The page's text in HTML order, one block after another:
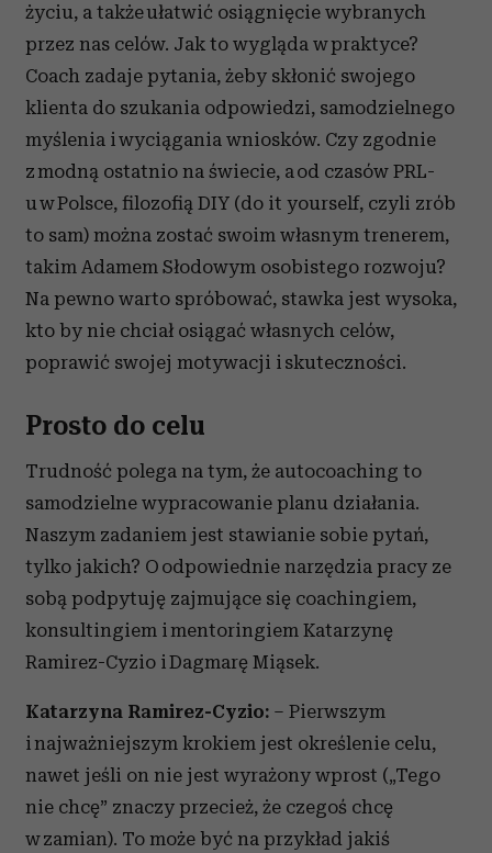
życiu, a także ułatwić osiągnięcie wybranych
przez nas celów. Jak to wygląda w praktyce?
Coach zadaje pytania, żeby skłonić swojego
klienta do szukania odpowiedzi, samodzielnego
myślenia i wyciągania wniosków. Czy zgodnie
z modną ostatnio na świecie, a od czasów PRL-
u w Polsce, filozofią DIY (do it yourself, czyli zrób
to sam) można zostać swoim własnym trenerem,
takim Adamem Słodowym osobistego rozwoju?
Na pewno warto spróbować, stawka jest wysoka,
kto by nie chciał osiągać własnych celów,
poprawić swojej motywacji i skuteczności.
Prosto do celu
Trudność polega na tym, że autocoaching to
samodzielne wypracowanie planu działania.
Naszym zadaniem jest stawianie sobie pytań,
tylko jakich? O odpowiednie narzędzia pracy ze
sobą podpytuję zajmujące się coachingiem,
konsultingiem i mentoringiem Katarzynę
Ramirez-Cyzio i Dagmarę Miąsek.
Katarzyna Ramirez-Cyzio: – Pierwszym
i najważniejszym krokiem jest określenie celu,
nawet jeśli on nie jest wyrażony wprost („Tego
nie chcę” znaczy przecież, że czegoś chcę
w zamian). To może być na przykład jakiś